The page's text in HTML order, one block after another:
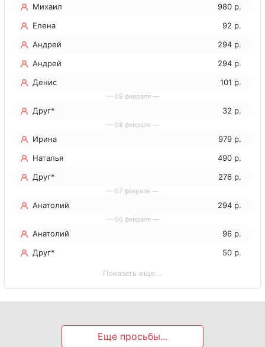
Михаил
980 р.
Елена
92 р.
Андрей
294 р.
Андрей
294 р.
Денис
101 р.
— 09 февраля —
Друг* 32 р.
— 08 февраля —
Ирина
979 р.
Наталья
490 р.
Друг*
276 р.
— 07 февраля —
Анатолий 294 р.
— 06 февраля —
Анатолий
96 р.
Друг*
50 р.
Показать еще...
Еще просьбы...